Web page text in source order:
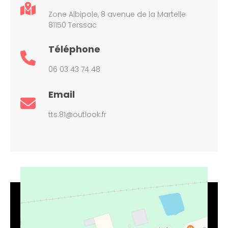
Zone Albipole, 8 avenue de la Martelle
81150 Terssac
Téléphone
06 03 43 74 48
Email
tts.81@outlook.fr